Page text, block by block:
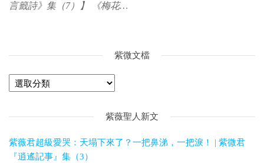
言籤詩》集（7）】 《梅花…
紫微文檔
紫薇聖人新文
紫薇君超級愛哭：天塌下來了？一把鼻涕，一把淚！ | 紫微君
『逍遙記事』集（3）